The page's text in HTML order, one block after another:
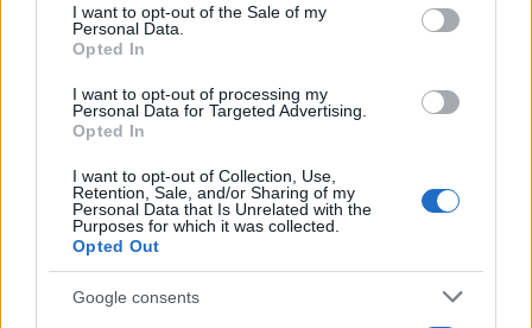
consent section.
I want to opt-out of the Sale of my
Personal Data.
Opted In
I want to opt-out of processing my
Personal Data for Targeted Advertising.
Opted In
I want to opt-out of Collection, Use,
Retention, Sale, and/or Sharing of my
Personal Data that Is Unrelated with the
Purposes for which it was collected.
Opted Out
Google consents
Continua a leggere